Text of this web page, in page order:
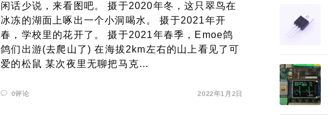
闲话少说，来看图吧。 摄于2020年冬，这只翠鸟在
冰冻的湖面上啄出一个小洞喝水。 摄于2021年开
春，学校里的花开了。 摄于2021年春季，Emoe鸽
鸽们出游(去爬山了) 在海拔2km左右的山上看见了可
爱的松鼠 某次夜里无聊把马克…
0评论 2022年1月2日